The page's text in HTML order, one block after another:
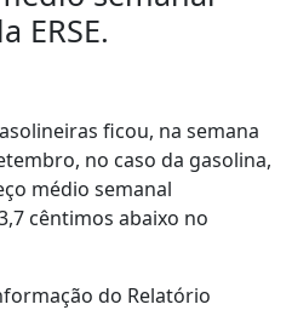
ERSE.
ficou, na semana
no caso da gasolina,
médio semanal
cêntimos abaixo no
do Relatório